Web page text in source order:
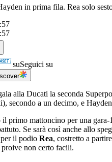
in prima fila. Rea solo
suSeguici su
alla Ducati la seconda
secondo a un decimo, e
il primo mattoncino per una
Se sarà così anche allo
il podio Rea, costretto a
non certo facili.